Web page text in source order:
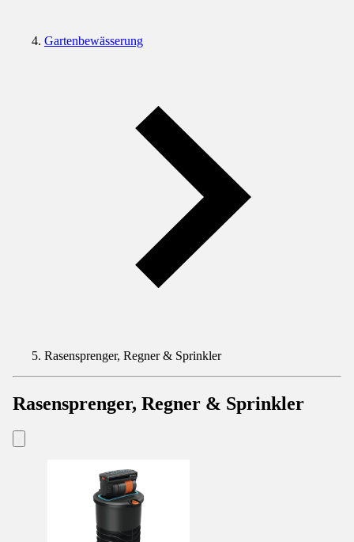
Gartenbewässerung
Rasensprenger, Regner & Sprinkler
Rasensprenger, Regner & Sprinkler